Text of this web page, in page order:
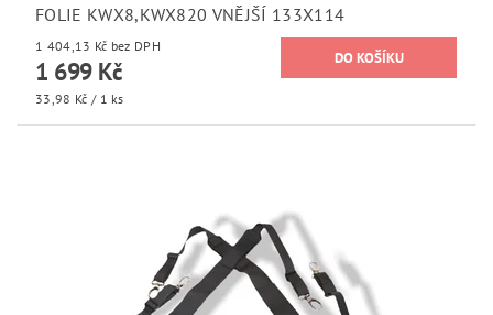
FOLIE KWX8,KWX820 VNĚJŠÍ 133X114
1 404,13 Kč bez DPH
1 699 Kč
33,98 Kč / 1 ks